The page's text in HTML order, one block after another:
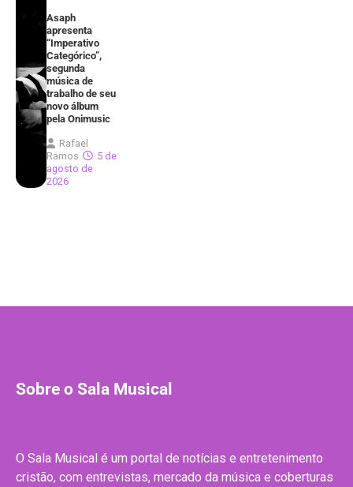
Asaph
apresenta
“Imperativo
Categórico”,
segunda
música de
trabalho de seu
novo álbum
pela Onimusic
Rafael
Ramos
5 de
agosto de
2026
Sobre o Sala Musical
O Sala Musical é um portal de notícias e entretenimento
cristão, com entrevistas, mercado da música e coberturas